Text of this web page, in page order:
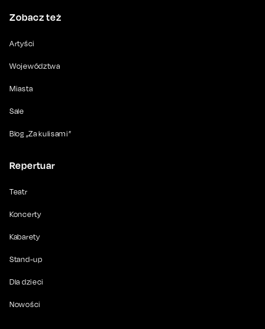
Zobacz też
Artyści
Województwa
Miasta
Sale
Blog „Za kulisami”
Repertuar
Teatr
Koncerty
Kabarety
Stand-up
Dla dzieci
Nowości